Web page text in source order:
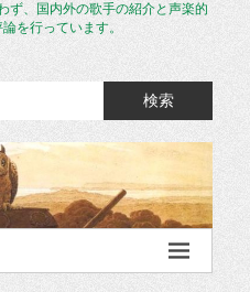
ず、国内外の歌手の紹介と声楽的
を行っています。
検索